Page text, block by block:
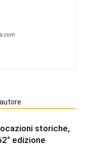
storiche,
edizione